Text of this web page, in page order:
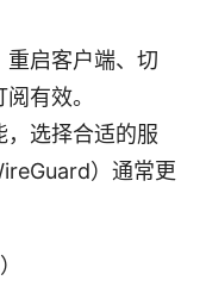
重启客户端、切
有效。
，选择合适的服
）通常更